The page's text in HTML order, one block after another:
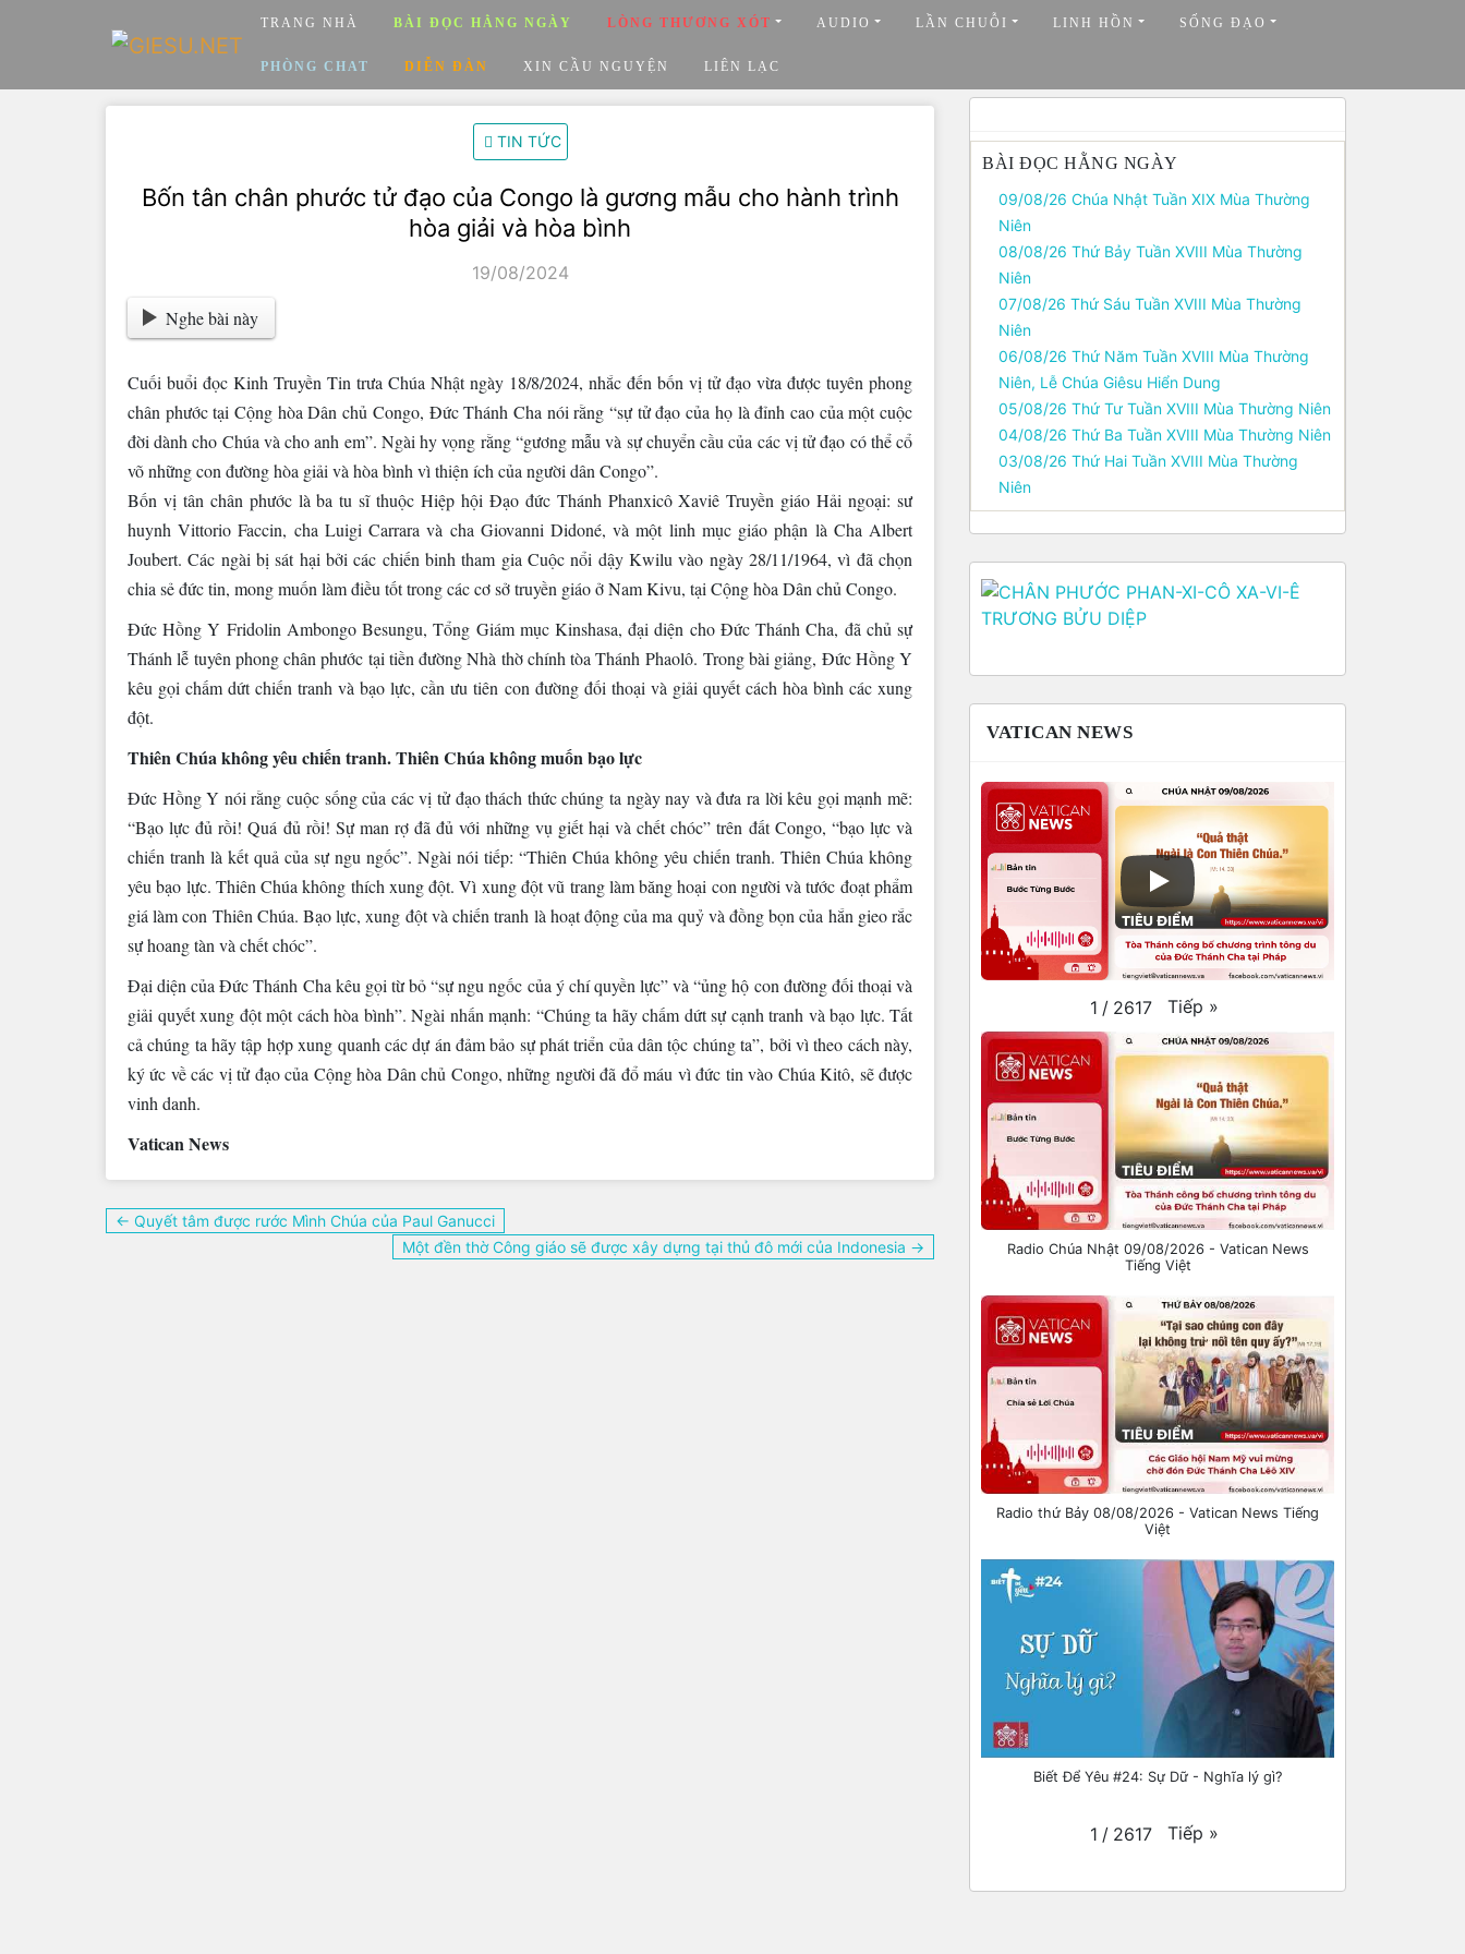
TRANG NHÀ BÀI ĐỌC HẰNG NGÀY LÒNG THƯƠNG XÓT AUDIO LẦN CHUỖI LINH HỒN SỐNG ĐẠO
PHÒNG CHAT DIỄN ĐÀN XIN CẦU NGUYỆN LIÊN LẠC
TIN TỨC
Bốn tân chân phước tử đạo của Congo là gương mẫu cho hành trình
hòa giải và hòa bình
19/08/2024
Nghe bài này
Cuối buổi đọc Kinh Truyền Tin trưa Chúa Nhật ngày 18/8/2024, nhắc đến bốn vị tử đạo vừa được tuyên phong
chân phước tại Cộng hòa Dân chủ Congo, Đức Thánh Cha nói rằng “sự tử đạo của họ là đỉnh cao của một cuộc
đời dành cho Chúa và cho anh em”. Ngài hy vọng rằng “gương mẫu và sự chuyển cầu của các vị tử đạo có thể cổ
võ những con đường hòa giải và hòa bình vì thiện ích của người dân Congo”.
Bốn vị tân chân phước là ba tu sĩ thuộc Hiệp hội Đạo đức Thánh Phanxicô Xaviê Truyền giáo Hải ngoại: sư
huynh Vittorio Faccin, cha Luigi Carrara và cha Giovanni Didoné, và một linh mục giáo phận là Cha Albert
Joubert. Các ngài bị sát hại bởi các chiến binh tham gia Cuộc nổi dậy Kwilu vào ngày 28/11/1964, vì đã chọn
chia sẻ đức tin, mong muốn làm điều tốt trong các cơ sở truyền giáo ở Nam Kivu, tại Cộng hòa Dân chủ Congo.
Đức Hồng Y Fridolin Ambongo Besungu, Tổng Giám mục Kinshasa, đại diện cho Đức Thánh Cha, đã chủ sự
Thánh lễ tuyên phong chân phước tại tiền đường Nhà thờ chính tòa Thánh Phaolô. Trong bài giảng, Đức Hồng Y
kêu gọi chấm dứt chiến tranh và bạo lực, cần ưu tiên con đường đối thoại và giải quyết cách hòa bình các xung
đột.
Thiên Chúa không yêu chiến tranh. Thiên Chúa không muốn bạo lực
Đức Hồng Y nói rằng cuộc sống của các vị tử đạo thách thức chúng ta ngày nay và đưa ra lời kêu gọi mạnh mẽ:
“Bạo lực đủ rồi! Quá đủ rồi! Sự man rợ đã đủ với những vụ giết hại và chết chóc” trên đất Congo, “bạo lực và
chiến tranh là kết quả của sự ngu ngốc”. Ngài nói tiếp: “Thiên Chúa không yêu chiến tranh. Thiên Chúa không
yêu bạo lực. Thiên Chúa không thích xung đột. Vì xung đột vũ trang làm băng hoại con người và tước đoạt phẩm
giá làm con Thiên Chúa. Bạo lực, xung đột và chiến tranh là hoạt động của ma quỷ và đồng bọn của hắn gieo rắc
sự hoang tàn và chết chóc”.
Đại diện của Đức Thánh Cha kêu gọi từ bỏ “sự ngu ngốc của ý chí quyền lực” và “ủng hộ con đường đối thoại và
giải quyết xung đột một cách hòa bình”. Ngài nhấn mạnh: “Chúng ta hãy chấm dứt sự cạnh tranh và bạo lực. Tất
cả chúng ta hãy tập hợp xung quanh các dự án đảm bảo sự phát triển của dân tộc chúng ta”, bởi vì theo cách này,
ký ức về các vị tử đạo của Cộng hòa Dân chủ Congo, những người đã đổ máu vì đức tin vào Chúa Kitô, sẽ được
vinh danh.
Vatican News
Điều
hướng
← Quyết tâm được rước Mình Chúa của Paul Ganucci
Một đền thờ Công giáo sẽ được xây dựng tại thủ đô mới của Indonesia →
BÀI ĐỌC HẰNG NGÀY
09/08/26 Chúa Nhật Tuần XIX Mùa Thường
Niên
08/08/26 Thứ Bảy Tuần XVIII Mùa Thường
Niên
07/08/26 Thứ Sáu Tuần XVIII Mùa Thường
Niên
06/08/26 Thứ Năm Tuần XVIII Mùa Thường
Niên, Lễ Chúa Giêsu Hiển Dung
05/08/26 Thứ Tư Tuần XVIII Mùa Thường Niên
04/08/26 Thứ Ba Tuần XVIII Mùa Thường Niên
03/08/26 Thứ Hai Tuần XVIII Mùa Thường
Niên
VATICAN NEWS
1 / 2617 Tiếp »
Radio Chúa Nhật 09/08/2026 - Vatican News
Tiếng Việt
Radio thứ Bảy 08/08/2026 - Vatican News Tiếng
Việt
Biết Để Yêu #24: Sự Dữ - Nghĩa lý gì?
1 / 2617 Tiếp »